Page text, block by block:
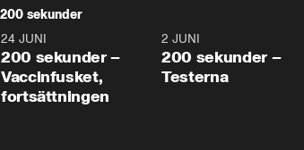
200 sekunder
5:00
24 JUNI
200 sekunder –
Vaccinfusket,
fortsättningen
2 JUNI
200 sekunder –
Testerna